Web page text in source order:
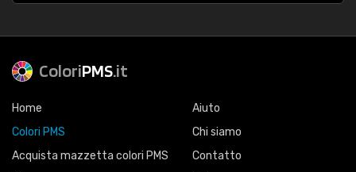
ColoriPMS.it
Home
Colori PMS
Acquista mazzetta colori PMS
Aiuto
Chi siamo
Contatto